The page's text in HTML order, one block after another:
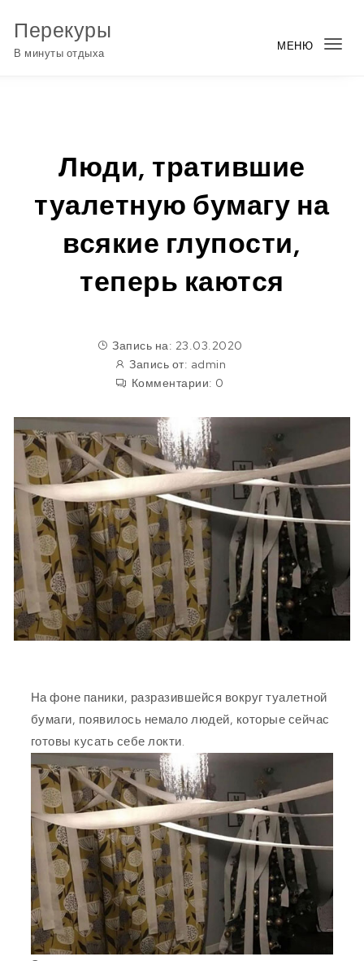
Перекуры
В минуты отдыха
МЕНЮ
Люди, тратившие
туалетную бумагу на
всякие глупости,
теперь каются
Запись на: 23.03.2020
Запись от: admin
Комментарии: 0
На фоне паники, разразившейся вокруг туалетной
бумаги, появилось немало людей, которые сейчас
готовы кусать себе локти.